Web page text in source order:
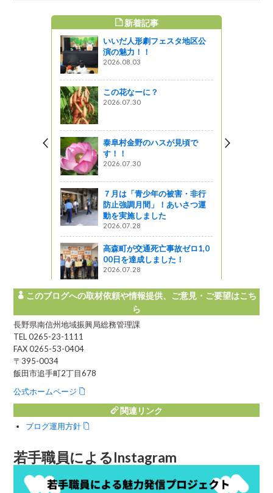
新着記事
いいだ人形劇フェスタ地区公
演の魅力！！
2026.08.03
この花なーに？
2026.07.30
泰阜村金野のハスが見頃で
す！！
2026.07.30
７月は「青少年の被害・非行
防止強調月間」！あいさつ運
動を実施しました
2026.07.28
高森町が交通死亡事故ゼロ1,0
00日を達成しました！
2026.07.28
このブログへの取材依頼や情報提供、ご意見・ご要望はこち
ら
長野県南信州地域振興局総務管理課
TEL 0265-23-1111
FAX 0265-53-0404
〒395-0034
飯田市追手町2丁目678
公式ホームページ
関連リンク
ブログ運用方針
若手職員によるInstagram